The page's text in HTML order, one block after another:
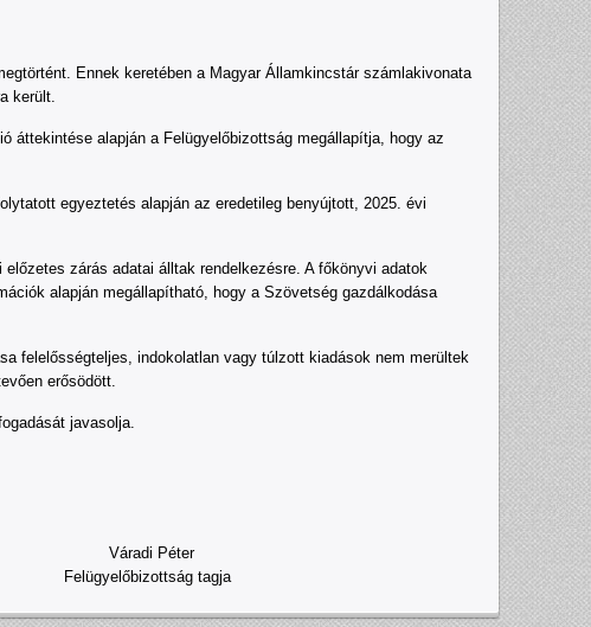
Ennek keretében a Magyar Államkincstár számlakivonata
került.
áttekintése alapján a Felügyelőbizottság megállapítja, hogy az
egyeztetés alapján az eredetileg benyújtott, 2025. évi
zárás adatai álltak rendelkezésre. A főkönyvi adatok
alapján megállapítható, hogy a Szövetség gazdálkodása
felelősségteljes, indokolatlan vagy túlzott kiadások nem merültek
erősödött.
javasolja.
Péter
tagja